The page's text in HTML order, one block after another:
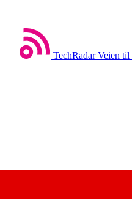
TechRadar Veien til